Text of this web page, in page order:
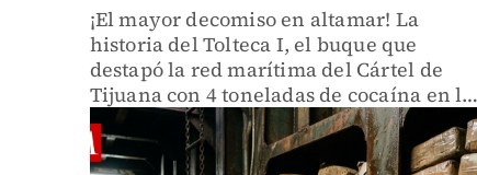
¡El mayor decomiso en altamar! La
historia del Tolteca I, el buque que
destapó la red marítima del Cártel de
Tijuana con 4 toneladas de cocaína en la
hielera. Mientras los marineros pagaron
cárcel, los capos pactaron con EU.